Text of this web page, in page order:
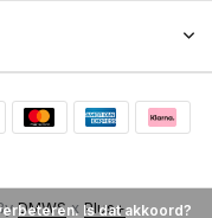
DMWSx Plus+
Is dat akkoord?